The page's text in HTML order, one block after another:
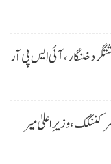
کننگک ،وزیرِ اعلیٰ میر